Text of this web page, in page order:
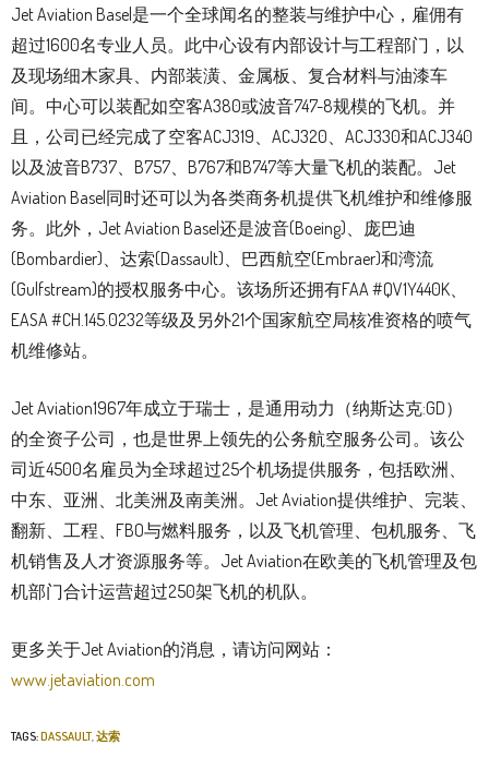
Jet Aviation Basel是一个全球闻名的整装与维护中心，雇佣有
超过1600名专业人员。此中心设有内部设计与工程部门，以
及现场细木家具、内部装潢、金属板、复合材料与油漆车
间。中心可以装配如空客A380或波音747-8规模的飞机。并
且，公司已经完成了空客ACJ319、ACJ320、ACJ330和ACJ340
以及波音B737、B757、B767和B747等大量飞机的装配。Jet
Aviation Basel同时还可以为各类商务机提供飞机维护和维修服
务。此外，Jet Aviation Basel还是波音(Boeing)、庞巴迪
(Bombardier)、达索(Dassault)、巴西航空(Embraer)和湾流
(Gulfstream)的授权服务中心。该场所还拥有FAA #QV1Y440K、
EASA #CH.145.0232等级及另外21个国家航空局核准资格的喷气
机维修站。
Jet Aviation1967年成立于瑞士，是通用动力（纳斯达克:GD）
的全资子公司，也是世界上领先的公务航空服务公司。该公
司近4500名雇员为全球超过25个机场提供服务，包括欧洲、
中东、亚洲、北美洲及南美洲。Jet Aviation提供维护、完装、
翻新、工程、FBO与燃料服务，以及飞机管理、包机服务、飞
机销售及人才资源服务等。Jet Aviation在欧美的飞机管理及包
机部门合计运营超过250架飞机的机队。
更多关于Jet Aviation的消息，请访问网站：
www.jetaviation.com
TAGS:DASSAULT,达索